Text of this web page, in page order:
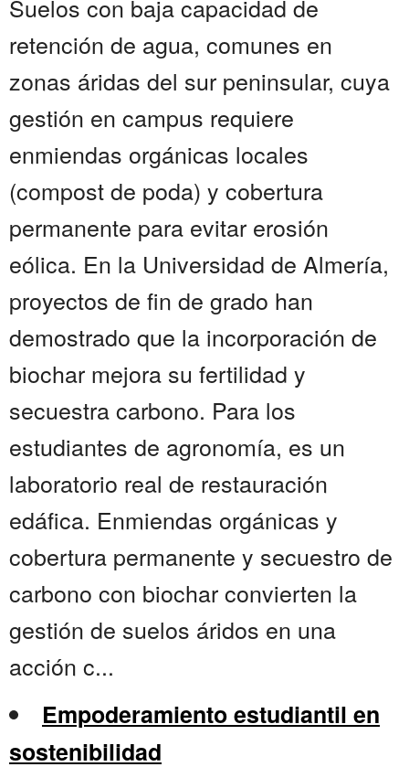
Suelos con baja capacidad de
retención de agua, comunes en
zonas áridas del sur peninsular, cuya
gestión en campus requiere
enmiendas orgánicas locales
(compost de poda) y cobertura
permanente para evitar erosión
eólica. En la Universidad de Almería,
proyectos de fin de grado han
demostrado que la incorporación de
biochar mejora su fertilidad y
secuestra carbono. Para los
estudiantes de agronomía, es un
laboratorio real de restauración
edáfica. Enmiendas orgánicas y
cobertura permanente y secuestro de
carbono con biochar convierten la
gestión de suelos áridos en una
acción c...
Empoderamiento estudiantil en
sostenibilidad